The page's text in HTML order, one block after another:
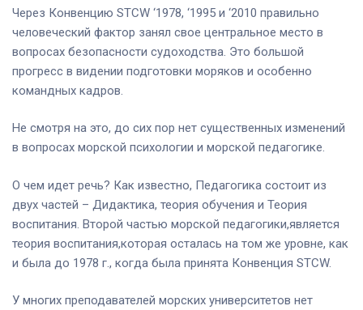
Через Конвенцию STCW ‘1978, ‘1995 и ‘2010 правильно
человеческий фактор занял свое центральное место в
вопросах безопасности судоходства. Это большой
прогресс в видении подготовки моряков и особенно
командных кадров.
Не смотря на это, до сих пор нет существенных изменений
в вопросах морской психологии и морской педагогике.
О чем идет речь? Как известно, Педагогика состоит из
двух частей – Дидактика, теория обучения и Теория
воспитания. Второй частью морской педагогики,является
теория воспитания,которая осталась на том же уровне, как
и была до 1978 г., когда была принята Конвенция STCW.
У многих преподавателей морских университетов нет